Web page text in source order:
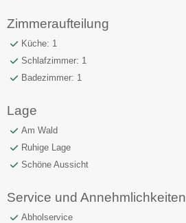
Zimmeraufteilung
Küche: 1
Schlafzimmer: 1
Badezimmer: 1
Lage
Am Wald
Ruhige Lage
Schöne Aussicht
Service und Annehmlichkeiten
Abholservice